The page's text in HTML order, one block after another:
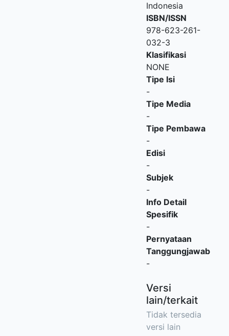
Indonesia
ISBN/ISSN
978-623-261-
032-3
Klasifikasi
NONE
Tipe Isi
-
Tipe Media
-
Tipe Pembawa
-
Edisi
-
Subjek
-
Info Detail
Spesifik
-
Pernyataan
Tanggungjawab
-
Versi
lain/terkait
Tidak tersedia
versi lain